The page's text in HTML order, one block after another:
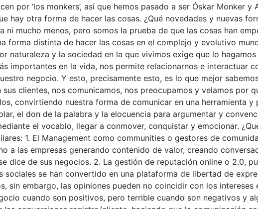
por ‘los monkers’, así que hemos pasado a ser Óskar Monker
hay otra forma de hacer las cosas. ¿Qué novedades y nuevas
ni mucho menos, pero somos la prueba de que las cosas han
forma distinta de hacer las cosas en el complejo y evolutivo
naturaleza y la sociedad en la que vivimos exige que lo
importantes en la vida, nos permite relacionarnos e interactuar
negocio. Y esto, precisamente esto, es lo que mejor
sus clientes, nos comunicamos, nos preocupamos y velamos por
convirtiendo nuestra forma de comunicar en una herramienta
el don de la palabra y la elocuencia para argumentar y
el vocablo, llegar a conmover, conquistar y emocionar.
1. El Management como communities o gestores de
a las empresas generando contenido de valor, creando
dice de sus negocios. 2. La gestión de reputación online o 2.0,
sociales se han convertido en una plataforma de libertad de
sin embargo, las opiniones pueden no coincidir con los
cuando son positivos, pero terrible cuando son negativos y